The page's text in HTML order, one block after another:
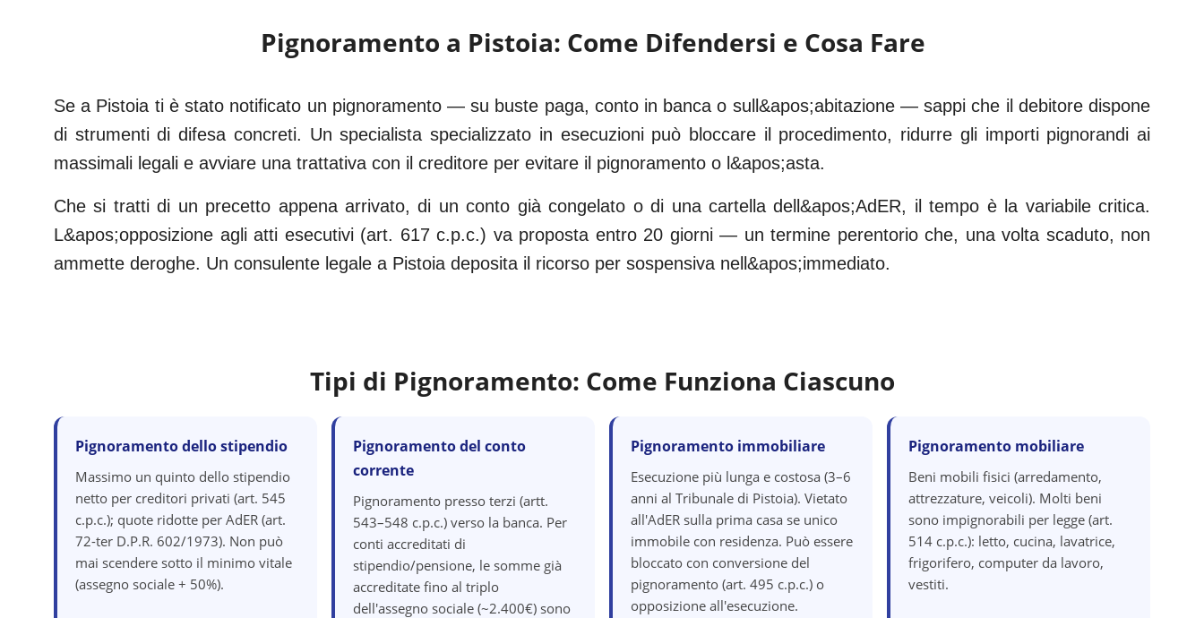
Pignoramento a Pistoia: Come Difendersi e Cosa Fare
Se a Pistoia ti è stato notificato un pignoramento — su buste paga, conto in banca o sull&apos;abitazione — sappi che il debitore dispone
di strumenti di difesa concreti. Un specialista specializzato in esecuzioni può bloccare il procedimento, ridurre gli importi pignorandi ai
massimali legali e avviare una trattativa con il creditore per evitare il pignoramento o l&apos;asta.
Che si tratti di un precetto appena arrivato, di un conto già congelato o di una cartella dell&apos;AdER, il tempo è la variabile critica.
L&apos;opposizione agli atti esecutivi (art. 617 c.p.c.) va proposta entro 20 giorni — un termine perentorio che, una volta scaduto, non
ammette deroghe. Un consulente legale a Pistoia deposita il ricorso per sospensiva nell&apos;immediato.
Tipi di Pignoramento: Come Funziona Ciascuno
Pignoramento dello stipendio
Massimo un quinto dello stipendio
netto per creditori privati (art. 545
c.p.c.); quote ridotte per AdER (art.
72-ter D.P.R. 602/1973). Non può
mai scendere sotto il minimo vitale
(assegno sociale + 50%).
Pignoramento del conto
corrente
Pignoramento presso terzi (artt.
543–548 c.p.c.) verso la banca. Per
conti accreditati di
stipendio/pensione, le somme già
accreditate fino al triplo
dell'assegno sociale (~2.400€) sono
Pignoramento immobiliare
Esecuzione più lunga e costosa (3–6
anni al Tribunale di Pistoia). Vietato
all'AdER sulla prima casa se unico
immobile con residenza. Può essere
bloccato con conversione del
pignoramento (art. 495 c.p.c.) o
opposizione all'esecuzione.
Pignoramento mobiliare
Beni mobili fisici (arredamento,
attrezzature, veicoli). Molti beni
sono impignorabili per legge (art.
514 c.p.c.): letto, cucina, lavatrice,
frigorifero, computer da lavoro,
vestiti.